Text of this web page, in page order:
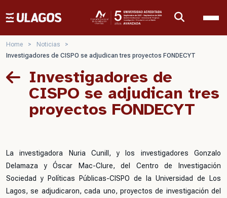
Ulagos Template
Home > Noticias
>
Investigadores de CISPO se adjudican tres proyectos FONDECYT
Investigadores de
CISPO se adjudican tres
proyectos FONDECYT
La investigadora Nuria Cunill, y los investigadores Gonzalo
Delamaza y Óscar Mac-Clure, del Centro de Investigación
Sociedad y Políticas Públicas-CISPO de la Universidad de Los
Lagos, se adjudicaron, cada uno, proyectos de investigación del